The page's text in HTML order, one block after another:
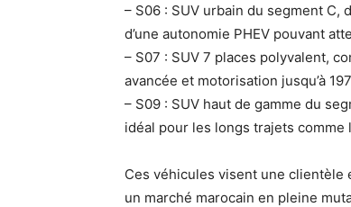
– S06 : SUV urbain du segment C,
d’une autonomie PHEV pouvant
– S07 : SUV 7 places polyvalent,
avancée et motorisation jusqu’à
– S09 : SUV haut de gamme du
idéal pour les longs trajets comme
Ces véhicules visent une clientèle
un marché marocain en pleine